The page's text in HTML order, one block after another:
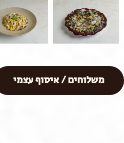
משלוחים / איסוף עצמי